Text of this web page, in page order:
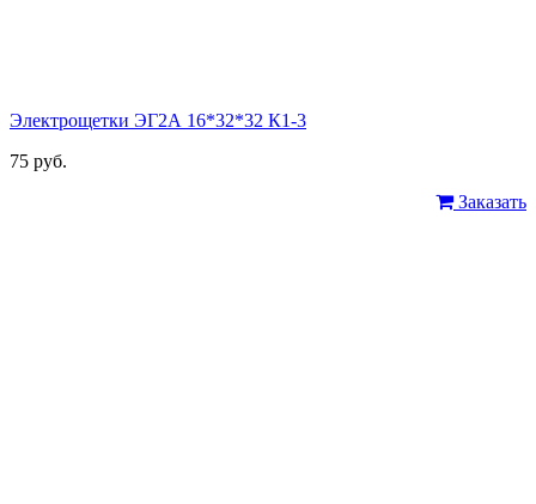
Электрощетки ЭГ2А 16*32*32 К1-3
75 руб.
Заказать